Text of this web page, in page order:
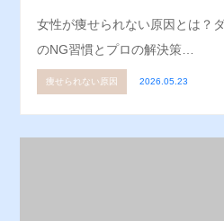
女性が痩せられない原因とは？
のNG習慣とプロの解決策…
痩せられない原因 2026.05.23